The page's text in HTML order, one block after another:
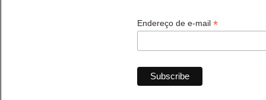
Endereço de e-mail *